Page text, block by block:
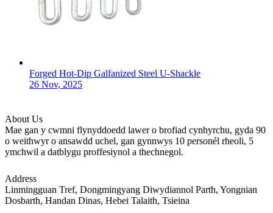
Forged Hot-Dip Galfanized Steel U-Shackle
26 Nov, 2025
About Us
Mae gan y cwmni flynyddoedd lawer o brofiad cynhyrchu, gyda 90
o weithwyr o ansawdd uchel, gan gynnwys 10 personél rheoli, 5
ymchwil a datblygu proffesiynol a thechnegol.
Address
Linmingguan Tref, Dongmingyang Diwydiannol Parth, Yongnian
Dosbarth, Handan Dinas, Hebei Talaith, Tsieina